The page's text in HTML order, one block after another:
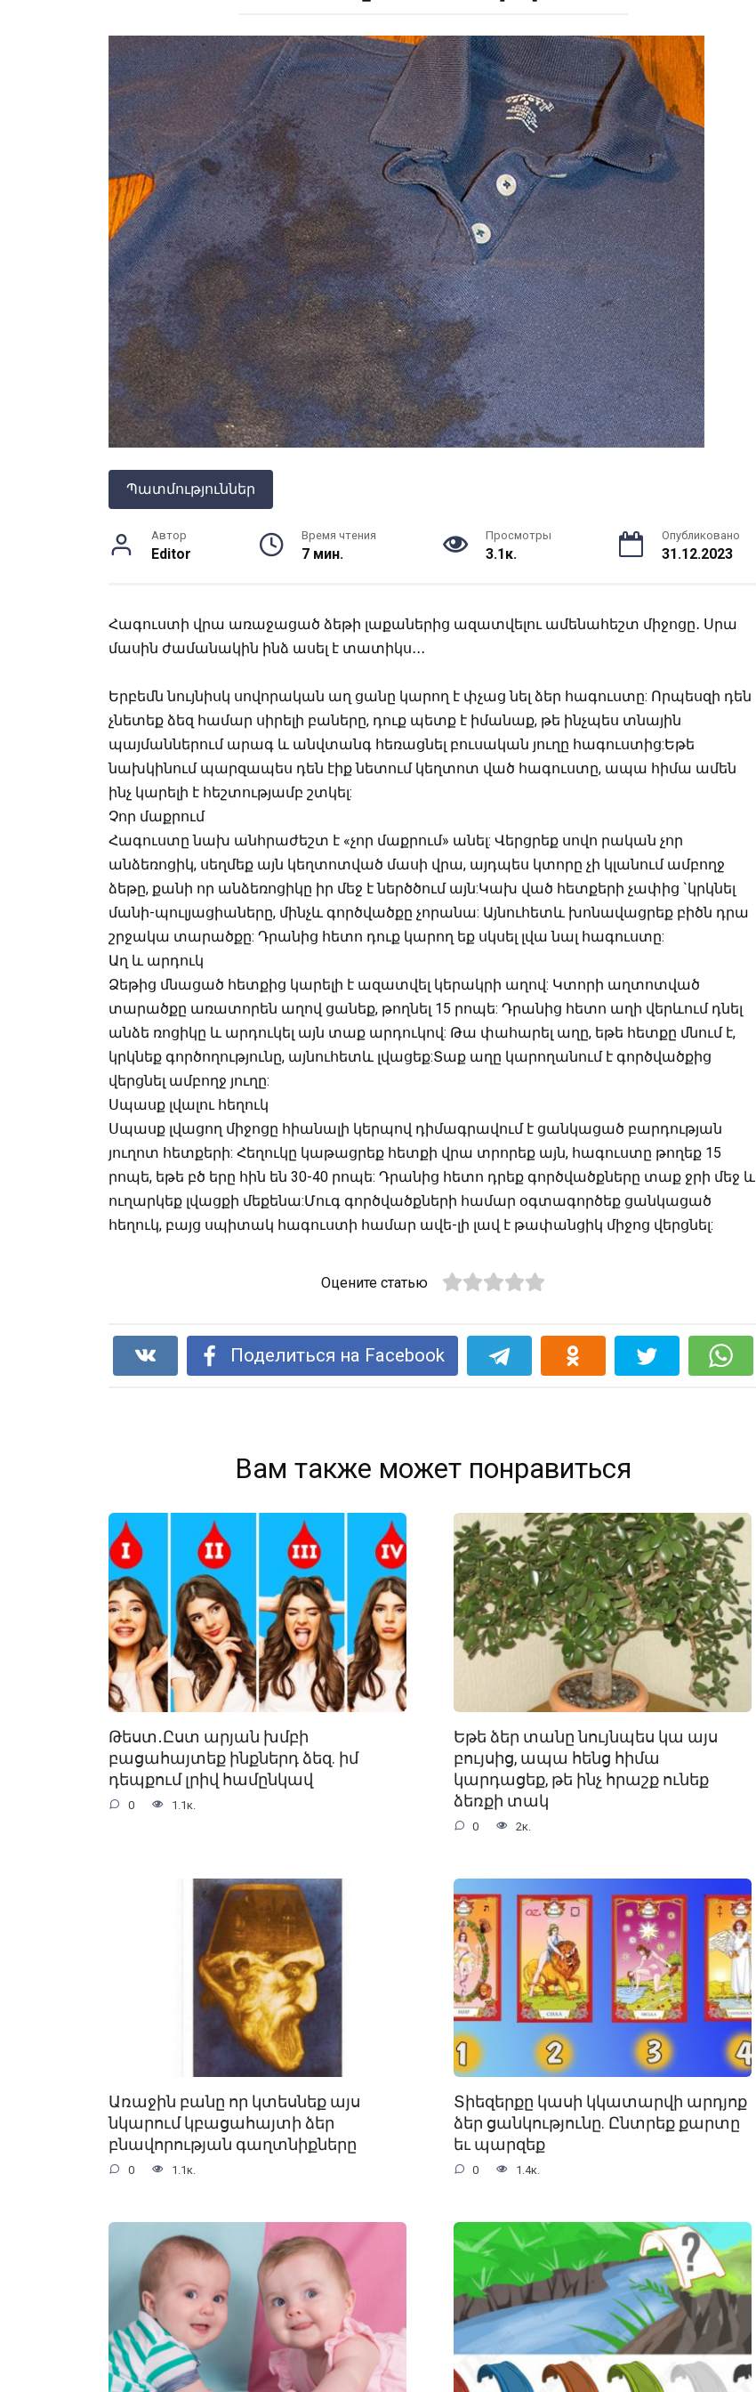
Պատմություններ
Автор
Editor
Время чтения
7 мин.
Просмотры
3.1к.
Опубликовано
31.12.2023
Հագուստի վրա առաջացած ձեթի լաքաներից ազատվելու ամենահեշտ միջոցը․ Սրա
մասին ժամանակին ինձ ասել է տատիկս․․․
Երբեմն նույնիսկ սովորական աղ ցանը կարող է փչաց նել ձեր հագուստը: Որպեսզի դեն
չնետեք ձեզ համար սիրելի բաները, դուք պետք է իմանաք, թե ինչպես տնային
պայմաններում արագ և անվտանգ հեռացնել բուսական յուղը հագուստից:Եթե
նախկինում պարզապես դեն էիք նետում կեղտոտ ված հագուստը, ապա հիմա ամեն
ինչ կարելի է հեշտությամբ շտկել:
Չոր մաքրում
Հագուստը նախ անհրաժեշտ է «չոր մաքրում» անել: Վերցրեք սովո րական չոր
անձեռոցիկ, սեղմեք այն կեղտոտված մասի վրա, այդպես կտորը չի կլանում ամբողջ
ձեթը, քանի որ անձեռոցիկը իր մեջ է ներծծում այն:Կախ ված հետքերի չափից `կրկնել
մանի-պուլյացիաները, մինչև գործվածքը չորանա: Այնուհետև խոնավացրեք բիծն դրա
շրջակա տարածքը: Դրանից հետո դուք կարող եք սկսել լվա նալ հագուստը:
Աղ և արդուկ
Ձեթից մնացած հետքից կարելի է ազատվել կերակրի աղով: Կտորի աղտոտված
տարածքը առատորեն աղով ցանեք, թողնել 15 րոպե: Դրանից հետո աղի վերևում դնել
անձե ռոցիկը և արդուկել այն տաք արդուկով: Թա փահարել աղը, եթե հետքը մնում է,
կրկնեք գործողությունը, այնուհետև լվացեք:Տաք աղը կարողանում է գործվածքից
վերցնել ամբողջ յուղը:
Սպասք լվալու հեղուկ
Սպասք լվացող միջոցը հիանալի կերպով դիմագրավում է ցանկացած բարդության
յուղոտ հետքերի: Հեղուկը կաթացրեք հետքի վրա տրորեք այն, հագուստը թողեք 15
րոպե, եթե բծ երը հին են 30-40 րոպե: Դրանից հետո դրեք գործվածքները տաք ջրի մեջ և
ուղարկեք լվացքի մեքենա:Մուգ գործվածքների համար օգտագործեք ցանկացած
հեղուկ, բայց սպիտակ հագուստի համար ավե-լի լավ է թափանցիկ միջոց վերցնել:
Оцените статью
Поделиться на Facebook
Вам также может понравиться
Թեստ․Ըստ արյան խմբի
բացահայտեք ինքներդ ձեզ. իմ
դեպքում լրիվ համընկավ
0 1.1к.
Եթե ձեր տանը նույնպես կա այս
բույսից, ապա հենց հիմա
կարդացեք, թե ինչ հրաշք ունեք
ձեռքի տակ
0 2к.
Առաջին բանը որ կտեսնեք այս
նկարում կբացահայտի ձեր
բնավորության գաղտնիքները
0 1.1к.
Տիեզերքը կասի կկատարվի արդյոք
ձեր ցանկությունը. Ընտրեք քարտը
եւ պարզեք
0 1.4к.